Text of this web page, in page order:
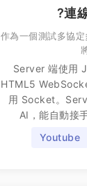
?連
作為一個測試多協
Server 端使用
HTML5
用 Socket。
AI，能自動接
Youtube